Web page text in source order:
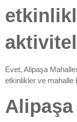
Evet, Alipaşa
etkinlikler ve mahalle
Alipaşa